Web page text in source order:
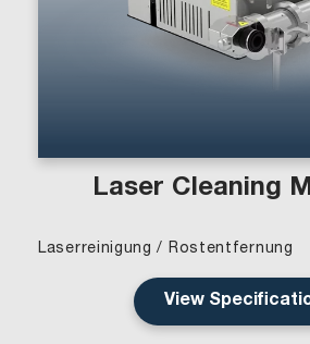
Laser Cleaning
Laserreinigung / Rostentfernung
View